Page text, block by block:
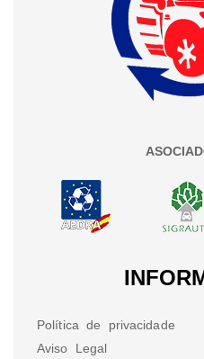
Política de privacidade
Aviso Legal